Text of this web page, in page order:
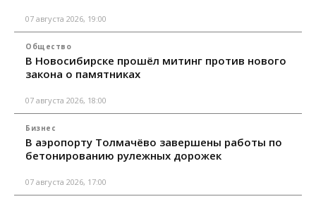
07 августа 2026, 19:00
Общество
В Новосибирске прошёл митинг против нового
закона о памятниках
07 августа 2026, 18:00
Бизнес
В аэропорту Толмачёво завершены работы по
бетонированию рулежных дорожек
07 августа 2026, 17:00